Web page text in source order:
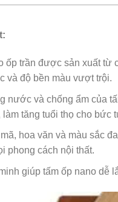
ốp trần được sản xuất từ
và độ bền màu vượt trội.
nước và chống ẩm của
tăng tuổi thọ cho bức
hoa văn và màu sắc
phong cách nội thất.
giúp tấm ốp nano dễ